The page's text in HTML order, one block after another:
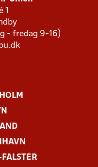
1
- fredag 9-16)